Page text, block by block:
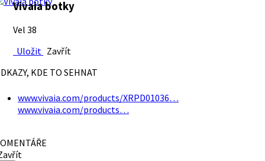
Vivaia botky
Vel 38
Uložit Zavřít
KDE TO SEHNAT
www.vivaia.com/products/XRPD01036…
www.vivaia.com/products…